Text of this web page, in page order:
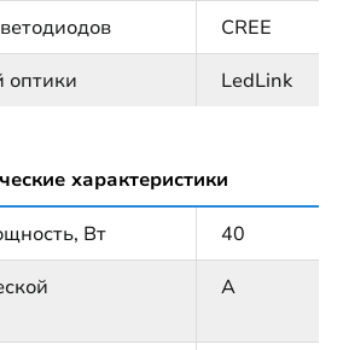
CREE
оптики
LedLink
характеристики
Вт
40
А